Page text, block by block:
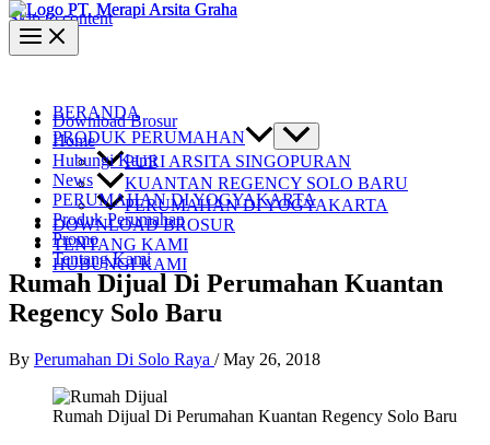
Skip to content
BERANDA
PRODUK PERUMAHAN
PURI ARSITA SINGOPURAN
KUANTAN REGENCY SOLO BARU
PERUMAHAN DI YOGYAKARTA
DOWNLOAD BROSUR
TENTANG KAMI
HUBUNGI KAMI
Download Brosur
Home
Hubungi Kami
News
PERUMAHAN DI YOGYAKARTA
Produk Perumahan
Promo
Tentang Kami
Rumah Dijual Di Perumahan Kuantan
Regency Solo Baru
By Perumahan Di Solo Raya /May 26, 2018
Rumah Dijual Di Perumahan Kuantan Regency Solo Baru